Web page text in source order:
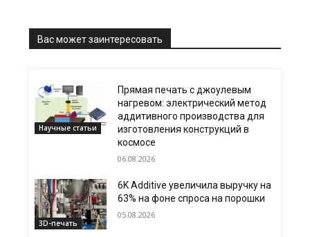
Вас может заинтересовать
Научные статьи
Прямая печать с джоулевым
нагревом: электрический метод
аддитивного производства для
изготовления конструкций в
космосе
06.08.2026
3D-печать
6K Additive увеличила выручку на
63% на фоне спроса на порошки
05.08.2026